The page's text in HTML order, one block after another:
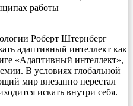
работы
Роберт Штернберг
адаптивный интеллект как
«Адаптивный интеллект»,
В условиях глобальной
мир внезапно перестал
искать внутри себя.